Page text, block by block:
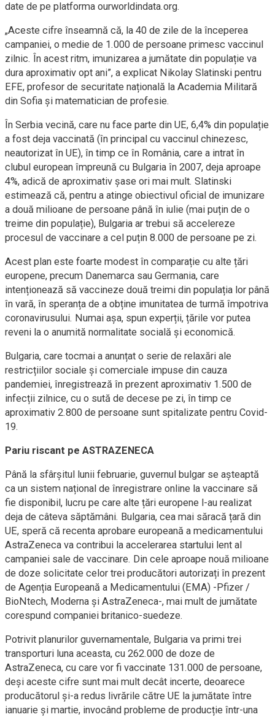
date de pe platforma ourworldindata.org.
„Aceste cifre înseamnă că, la 40 de zile de la începerea
campaniei, o medie de 1.000 de persoane primesc vaccinul
zilnic. În acest ritm, imunizarea a jumătate din populație va
dura aproximativ opt ani”, a explicat Nikolay Slatinski pentru
EFE, profesor de securitate națională la Academia Militară
din Sofia și matematician de profesie.
În Serbia vecină, care nu face parte din UE, 6,4% din populație
a fost deja vaccinată (în principal cu vaccinul chinezesc,
neautorizat în UE), în timp ce în România, care a intrat în
clubul european împreună cu Bulgaria în 2007, deja aproape
4%, adică de aproximativ șase ori mai mult. Slatinski
estimează că, pentru a atinge obiectivul oficial de imunizare
a două milioane de persoane până în iulie (mai puțin de o
treime din populație), Bulgaria ar trebui să accelereze
procesul de vaccinare a cel puțin 8.000 de persoane pe zi.
Acest plan este foarte modest în comparație cu alte țări
europene, precum Danemarca sau Germania, care
intenționează să vaccineze două treimi din populația lor până
în vară, în speranța de a obține imunitatea de turmă împotriva
coronavirusului. Numai așa, spun experții, țările vor putea
reveni la o anumită normalitate socială și economică.
Bulgaria, care tocmai a anunțat o serie de relaxări ale
restricțiilor sociale și comerciale impuse din cauza
pandemiei, înregistrează în prezent aproximativ 1.500 de
infecții zilnice, cu o sută de decese pe zi, în timp ce
aproximativ 2.800 de persoane sunt spitalizate pentru Covid-
19.
Pariu riscant pe ASTRAZENECA
Până la sfârșitul lunii februarie, guvernul bulgar se așteaptă
ca un sistem național de înregistrare online la vaccinare să
fie disponibil, lucru pe care alte țări europene l-au realizat
deja de câteva săptămâni. Bulgaria, cea mai săracă țară din
UE, speră că recenta aprobare europeană a medicamentului
AstraZeneca va contribui la accelerarea startului lent al
campaniei sale de vaccinare. Din cele aproape nouă milioane
de doze solicitate celor trei producători autorizați în prezent
de Agenția Europeană a Medicamentului (EMA) -Pfizer /
BioNtech, Moderna și AstraZeneca-, mai mult de jumătate
corespund companiei britanico-suedeze.
Potrivit planurilor guvernamentale, Bulgaria va primi trei
transporturi luna aceasta, cu 262.000 de doze de
AstraZeneca, cu care vor fi vaccinate 131.000 de persoane,
deși aceste cifre sunt mai mult decât incerte, deoarece
producătorul și-a redus livrările către UE la jumătate între
ianuarie și martie, invocând probleme de producție într-una